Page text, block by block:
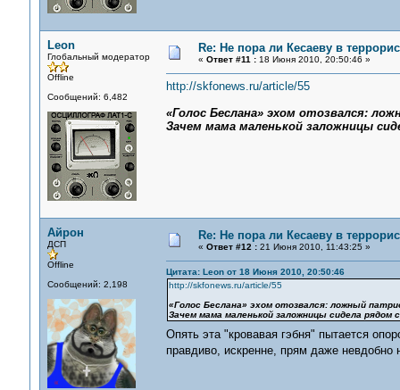
Leon
Глобальный модератор
Offline
Сообщений: 6,482
Re: Не пора ли Кесаеву в
« Ответ #11 :18 Июня 2010, 20:50:46 »
http://skfonews.ru/article/55
«Голос Беслана» эхом отозвался:
Зачем мама маленькой заложницы
Айрон
ДСП
Offline
Сообщений: 2,198
Re: Не пора ли Кесаеву в
« Ответ #12 :21 Июня 2010, 11:43:25 »
Цитата: Leon от 18 Июня 2010, 20:50:46
http://skfonews.ru/article/55
«Голос Беслана» эхом отозвался: ложный
Зачем мама маленькой заложницы сидела рядом
Опять эта "кровавая гэбня" пытается
правдиво, искренне, прям даже